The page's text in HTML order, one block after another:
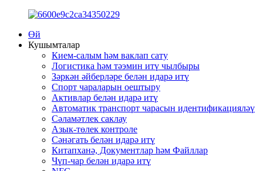
Өй
Кушымталар
Кием-салым һәм ваклап сату
Логистика һәм тәэмин итү чылбыры
Зәркән әйберләре белән идарә итү
Спорт чараларын оештыру
Активлар белән идарә итү
Автоматик транспорт чарасын идентификацияләү
Сәламәтлек саклау
Азык-төлек контроле
Сәнәгать белән идарә итү
Китапханә, Документлар һәм Файллар
Чүп-чар белән идарә итү